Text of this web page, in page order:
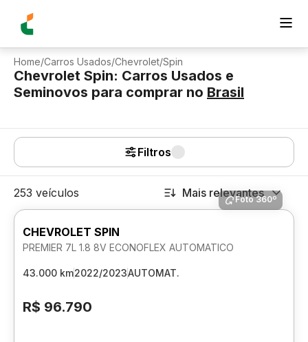
Home/Carros Usados/Chevrolet/Spin
Chevrolet Spin: Carros Usados e
Seminovos para comprar no Brasil
Filtros
253 veículos Mais relevantes
Foto 360º
CHEVROLET SPIN
PREMIER 7L 1.8 8V ECONOFLEX AUTOMATICO
43.000 km2022/2023AUTOMAT.
R$ 96.790